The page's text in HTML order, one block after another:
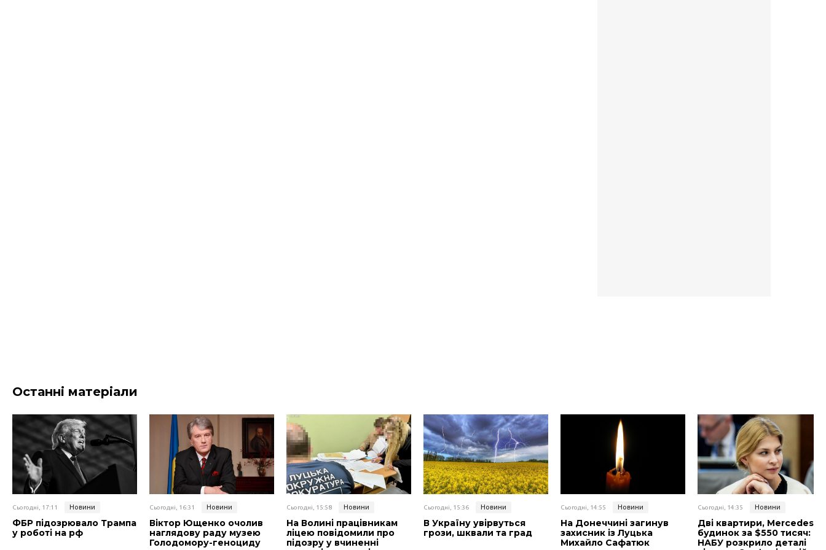
Останні матеріали
Сьогодні, 17:11 Новини
ФБР підозрювало Трампа
у роботі на рф
Сьогодні, 16:31 Новини
Віктор Ющенко очолив
наглядову раду музею
Голодомору-геноциду
Сьогодні, 15:58 Новини
На Волині працівникам
ліцею повідомили про
підозру у вчиненні
Сьогодні, 15:36 Новини
В Україну увірвуться
грози, шквали та град
Сьогодні, 14:55 Новини
На Донеччині загинув
захисник із Луцька
Михайло Сафатюк
Сьогодні, 14:35 Новини
Дві квартири, Mercedes і
будинок за $550 тисяч:
НАБУ розкрило деталі